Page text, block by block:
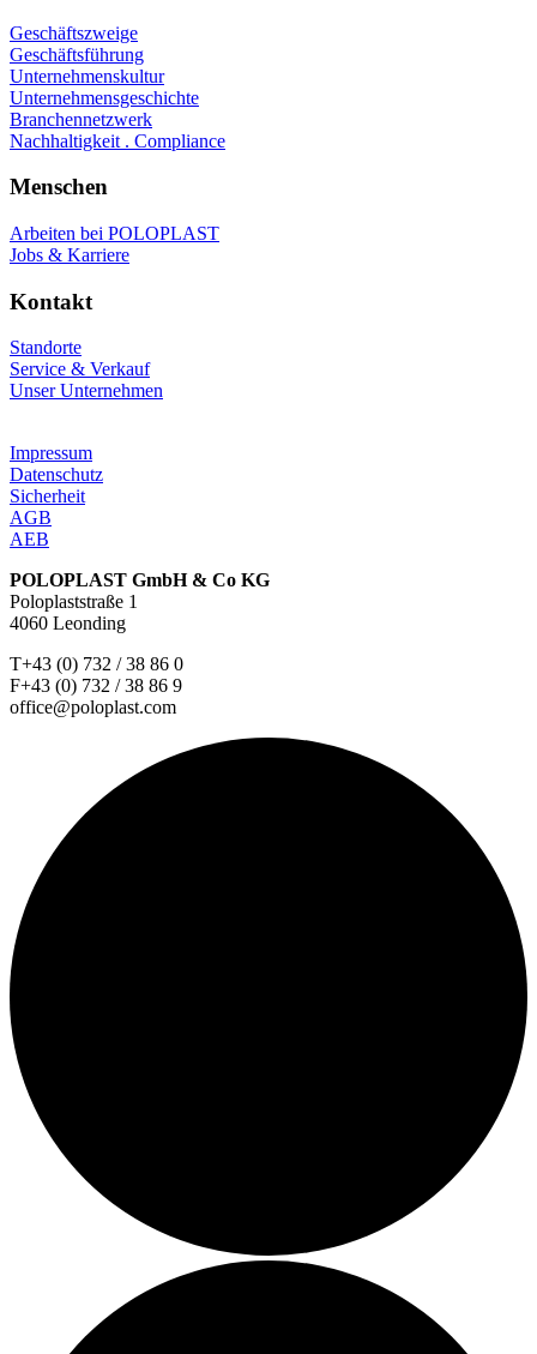
Geschäftszweige
Geschäftsführung
Unternehmenskultur
Unternehmensgeschichte
Branchennetzwerk
Nachhaltigkeit . Compliance
Menschen
Arbeiten bei POLOPLAST
Jobs & Karriere
Kontakt
Standorte
Service & Verkauf
Unser Unternehmen
Impressum
Datenschutz
Sicherheit
AGB
AEB
POLOPLAST GmbH & Co KG
Poloplaststraße 1
4060 Leonding
T+43 (0) 732 / 38 86 0
F+43 (0) 732 / 38 86 9
office@poloplast.com